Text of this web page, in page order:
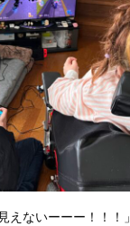
えないーーー！！！」